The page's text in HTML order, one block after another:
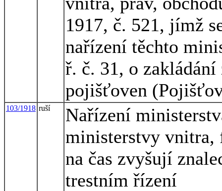
1917, č. 521, jímž
nařízení těchto
ř. č. 31, o zakládání
pojišťoven
103/1918 ruší
Nařízení
ministerstvy vnitra,
na čas zvyšují
trestním řízení